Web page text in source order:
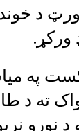
د
ورکړ.
د اګست
ته د
نورو